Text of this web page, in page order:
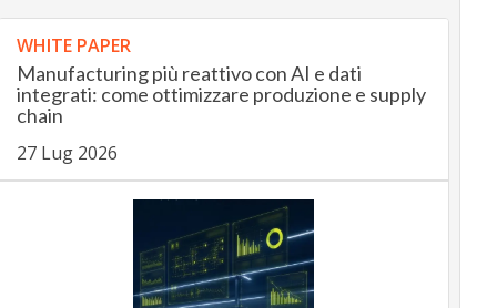
WHITE PAPER
Manufacturing più reattivo con AI e dati
integrati: come ottimizzare produzione e supply
chain
27 Lug 2026